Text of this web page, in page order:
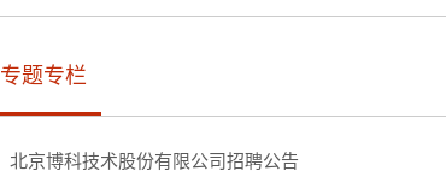
专题专栏
北京博科技术股份有限公司招聘公告